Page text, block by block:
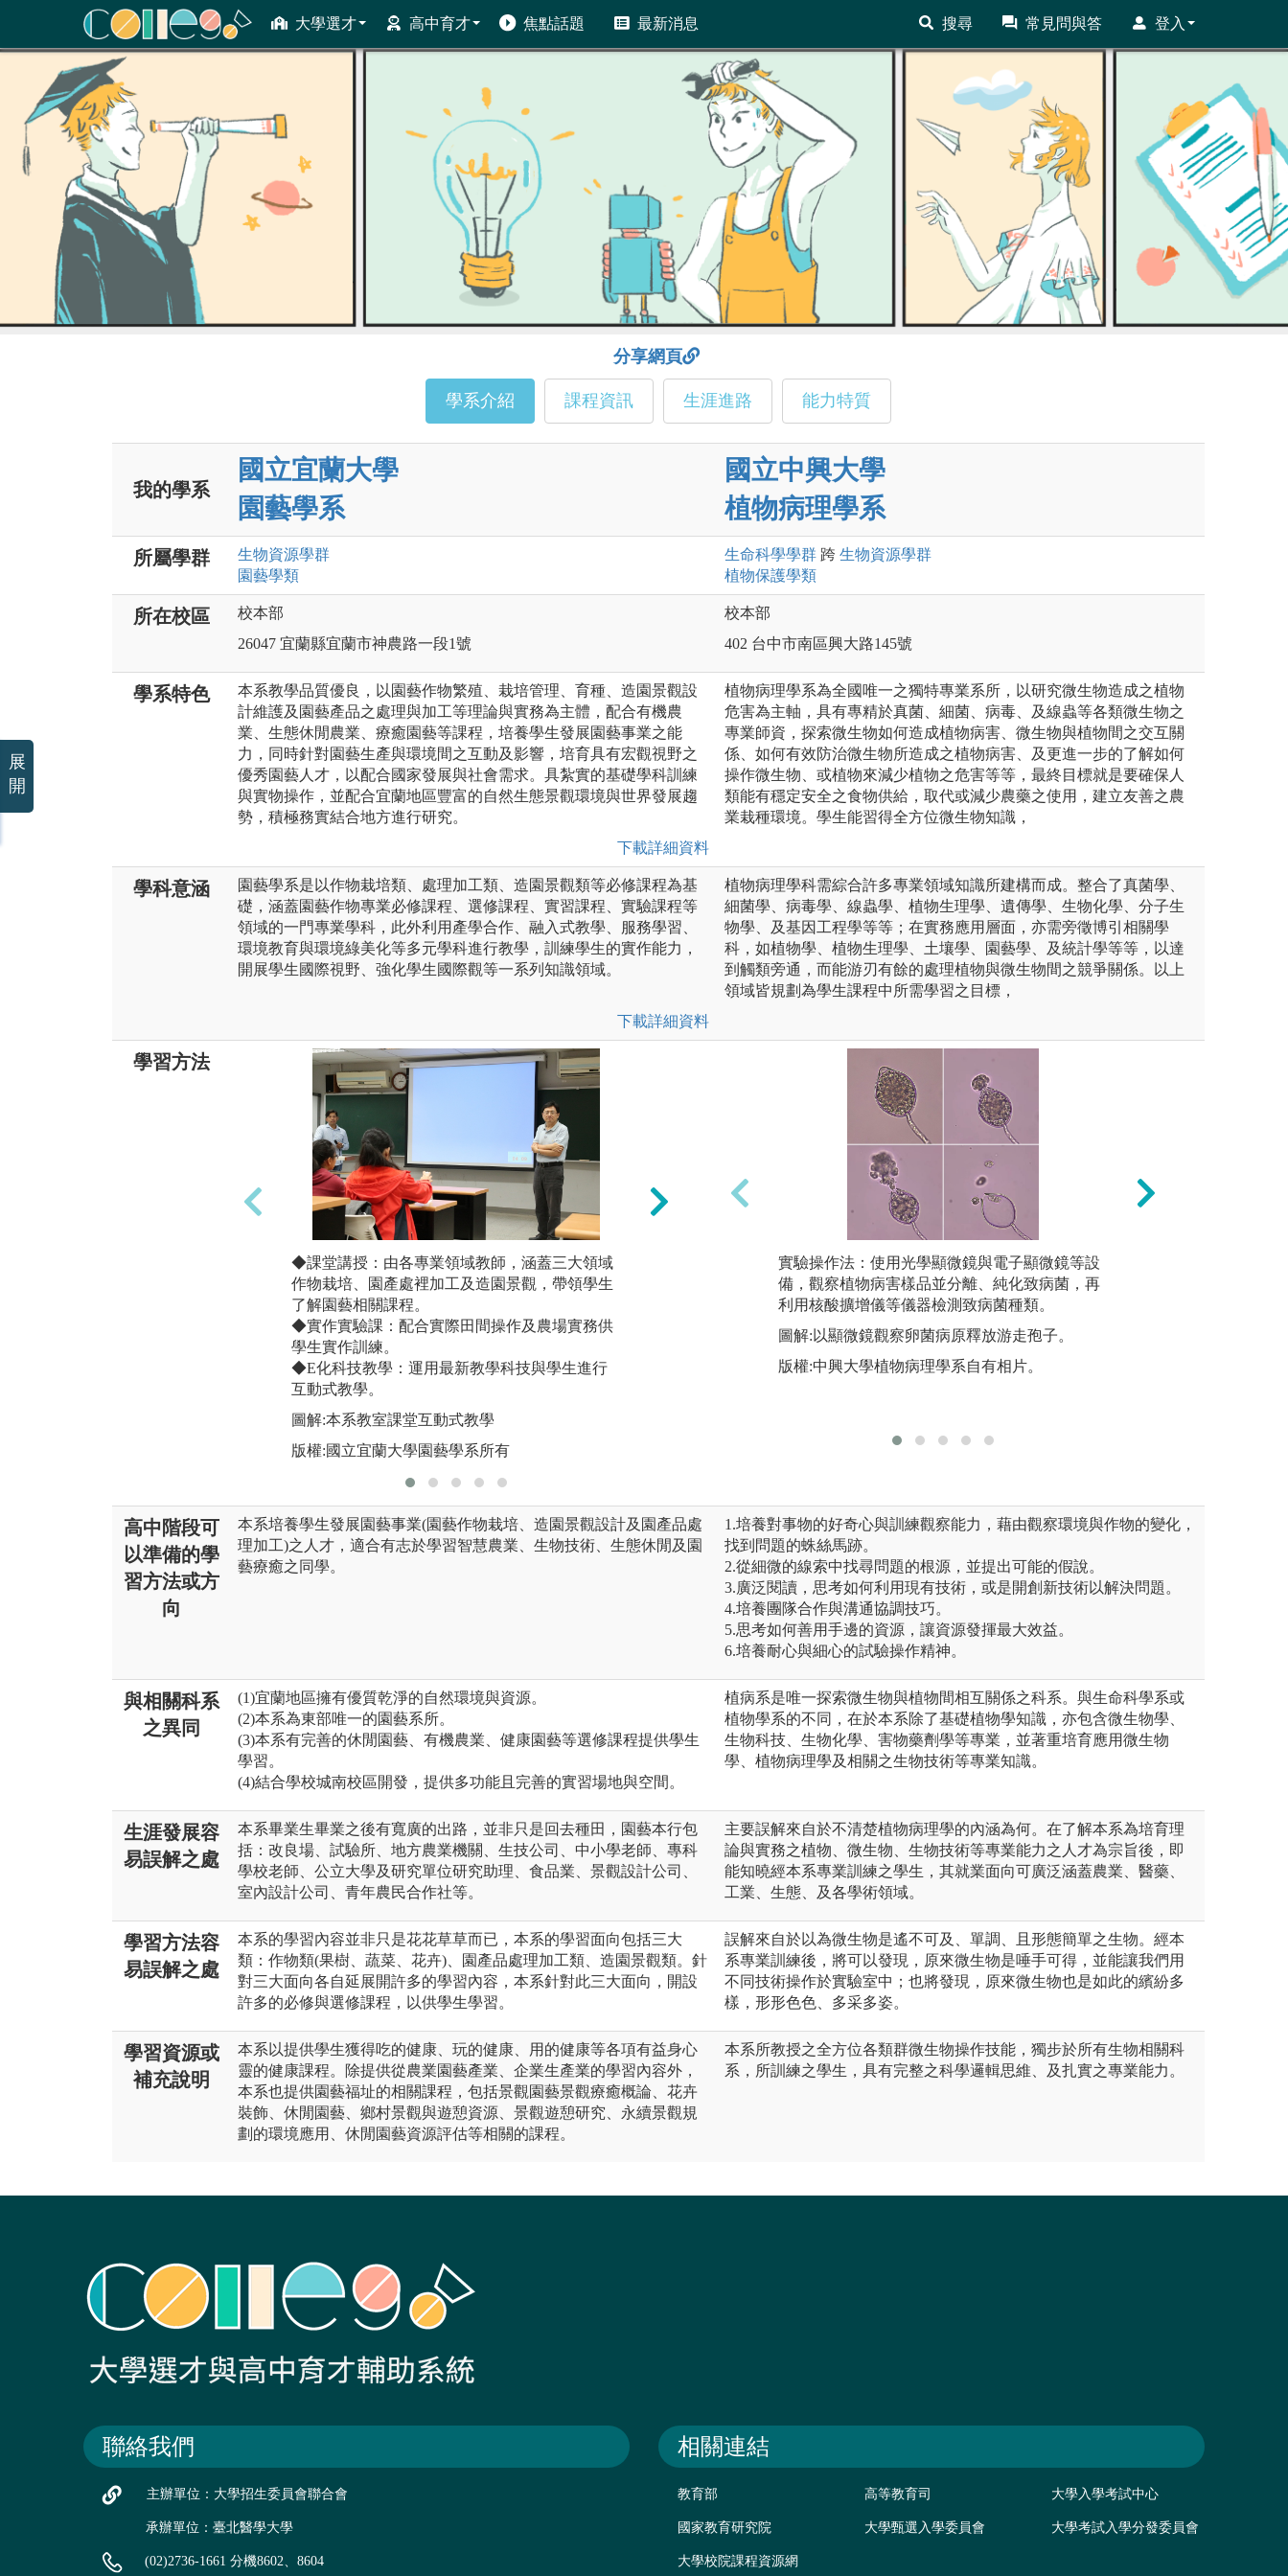
大學選才 高中育才 焦點話題 最新消息 搜尋 常見問與答 登入
ColleGo! 大學選才與高中育才輔助系統
分享網頁
學系介紹 課程資訊 生涯進路 能力特質
我的學系
國立宜蘭大學
園藝學系
國立中興大學
植物病理學系
所屬學群 生物資源學群
園藝學類
生命科學學群 跨 生物資源學群
植物保護學類
所在校區
校本部
26047 宜蘭縣宜蘭市神農路一段1號
校本部
402 台中市南區興大路145號
學系特色
本系教學品質優良，以園藝作物繁殖、栽培管理、育種、造園景觀設
計維護及園藝產品之處理與加工等理論與實務為主體，配合有機農
業、生態休閒農業、療癒園藝等課程，培養學生發展園藝事業之能
力，同時針對園藝生產與環境間之互動及影響，培育具有宏觀視野之
優秀園藝人才，以配合國家發展與社會需求。具紮實的基礎學科訓練
與實物操作，並配合宜蘭地區豐富的自然生態景觀環境與世界發展趨
勢，積極務實結合地方進行研究。
下載詳細資料
植物病理學系為全國唯一之獨特專業系所，以研究微生物造成之植物
危害為主軸，具有專精於真菌、細菌、病毒、及線蟲等各類微生物之
專業師資，探索微生物如何造成植物病害、微生物與植物間之交互關
係、如何有效防治微生物所造成之植物病害、及更進一步的了解如何
操作微生物、或植物來減少植物之危害等等，最終目標就是要確保人
類能有穩定安全之食物供給，取代或減少農藥之使用，建立友善之農
業栽種環境。學生能習得全方位微生物知識，
學科意涵
園藝學系是以作物栽培類、處理加工類、造園景觀類等必修課程為基
礎，涵蓋園藝作物專業必修課程、選修課程、實習課程、實驗課程等
領域的一門專業學科，此外利用產學合作、融入式教學、服務學習、
環境教育與環境綠美化等多元學科進行教學，訓練學生的實作能力，
開展學生國際視野、強化學生國際觀等一系列知識領域。
下載詳細資料
植物病理學科需綜合許多專業領域知識所建構而成。整合了真菌學、
細菌學、病毒學、線蟲學、植物生理學、遺傳學、生物化學、分子生
物學、及基因工程學等等；在實務應用層面，亦需旁徵博引相關學
科，如植物學、植物生理學、土壤學、園藝學、及統計學等等，以達
到觸類旁通，而能游刃有餘的處理植物與微生物間之競爭關係。以上
領域皆規劃為學生課程中所需學習之目標，
學習方法
◆課堂講授：由各專業領域教師，涵蓋三大領域
作物栽培、園產處裡加工及造園景觀，帶領學生
了解園藝相關課程。
◆實作實驗課：配合實際田間操作及農場實務供
學生實作訓練。
◆E化科技教學：運用最新教學科技與學生進行
互動式教學。
圖解:本系教室課堂互動式教學
版權:國立宜蘭大學園藝學系所有
農場實務操作：本系擁有優質的實習農場，提供
學生實作訓練。
圖解:本校城南校區實習農場
版權:國立宜蘭大學所有
實驗操作法：使用光學顯微鏡與電子顯微鏡等設
備，觀察植物病害樣品並分離、純化致病菌，再
利用核酸擴增儀等儀器檢測致病菌種類。
圖解:以顯微鏡觀察卵菌病原釋放游走孢子。
版權:中興大學植物病理學系自有相片。
高中階段可
以準備的學
習方法或方
向
本系培養學生發展園藝事業(園藝作物栽培、造園景觀設計及園產品處
理加工)之人才，適合有志於學習智慧農業、生物技術、生態休閒及園
藝療癒之同學。
1.培養對事物的好奇心與訓練觀察能力，藉由觀察環境與作物的變化，
找到問題的蛛絲馬跡。
2.從細微的線索中找尋問題的根源，並提出可能的假說。
3.廣泛閱讀，思考如何利用現有技術，或是開創新技術以解決問題。
4.培養團隊合作與溝通協調技巧。
5.思考如何善用手邊的資源，讓資源發揮最大效益。
6.培養耐心與細心的試驗操作精神。
與相關科系
之異同
(1)宜蘭地區擁有優質乾淨的自然環境與資源。
(2)本系為東部唯一的園藝系所。
(3)本系有完善的休閒園藝、有機農業、健康園藝等選修課程提供學生
學習。
(4)結合學校城南校區開發，提供多功能且完善的實習場地與空間。
植病系是唯一探索微生物與植物間相互關係之科系。與生命科學系或
植物學系的不同，在於本系除了基礎植物學知識，亦包含微生物學、
生物科技、生物化學、害物藥劑學等專業，並著重培育應用微生物
學、植物病理學及相關之生物技術等專業知識。
生涯發展容
易誤解之處
本系畢業生畢業之後有寬廣的出路，並非只是回去種田，園藝本行包
括：改良場、試驗所、地方農業機關、生技公司、中小學老師、專科
學校老師、公立大學及研究單位研究助理、食品業、景觀設計公司、
室內設計公司、青年農民合作社等。
主要誤解來自於不清楚植物病理學的內涵為何。在了解本系為培育理
論與實務之植物、微生物、生物技術等專業能力之人才為宗旨後，即
能知曉經本系專業訓練之學生，其就業面向可廣泛涵蓋農業、醫藥、
工業、生態、及各學術領域。
學習方法容
易誤解之處
本系的學習內容並非只是花花草草而已，本系的學習面向包括三大
類：作物類(果樹、蔬菜、花卉)、園產品處理加工類、造園景觀類。針
對三大面向各自延展開許多的學習內容，本系針對此三大面向，開設
許多的必修與選修課程，以供學生學習。
誤解來自於以為微生物是遙不可及、單調、且形態簡單之生物。經本
系專業訓練後，將可以發現，原來微生物是唾手可得，並能讓我們用
不同技術操作於實驗室中；也將發現，原來微生物也是如此的繽紛多
樣，形形色色、多采多姿。
學習資源或
補充說明
本系以提供學生獲得吃的健康、玩的健康、用的健康等各項有益身心
靈的健康課程。除提供從農業園藝產業、企業生產業的學習內容外，
本系也提供園藝福址的相關課程，包括景觀園藝景觀療癒概論、花卉
裝飾、休閒園藝、鄉村景觀與遊憩資源、景觀遊憩研究、永續景觀規
劃的環境應用、休閒園藝資源評估等相關的課程。
本系所教授之全方位各類群微生物操作技能，獨步於所有生物相關科
系，所訓練之學生，具有完整之科學邏輯思維、及扎實之專業能力。
聯絡我們
主辦單位：大學招生委員會聯合會
承辦單位：臺北醫學大學
(02)2736-1661 分機8602、8604
相關連結
教育部 高等教育司 大學入學考試中心
國家教育研究院 大學甄選入學委員會 大學考試入學分發委員會
大學校院課程資源網
展
開